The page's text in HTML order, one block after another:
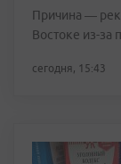
Причина —
Востоке из-за
сегодня, 15:43